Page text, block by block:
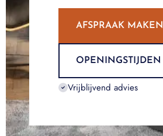
AFSPRAAK MAKEN
OPENINGSTIJDEN
Vrijblijvend advies